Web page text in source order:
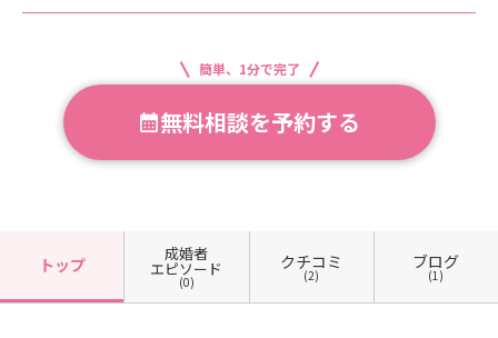
簡単、1分で完了
無料相談を予約する
トップ
成婚者
エピソード
(0)
クチコミ
(2)
ブログ
(1)